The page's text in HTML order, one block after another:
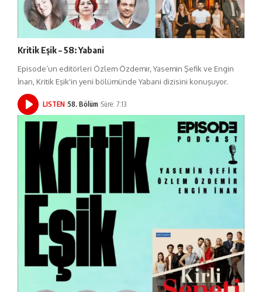
Kritik Eşik – 58: Yabani
Episode’un editörleri Özlem Özdemir, Yasemin Şefik ve Engin
İnan, Kritik Eşik'in yeni bölümünde Yabani dizisini konuşuyor.
LISTEN 58. Bölüm Süre: 7:13